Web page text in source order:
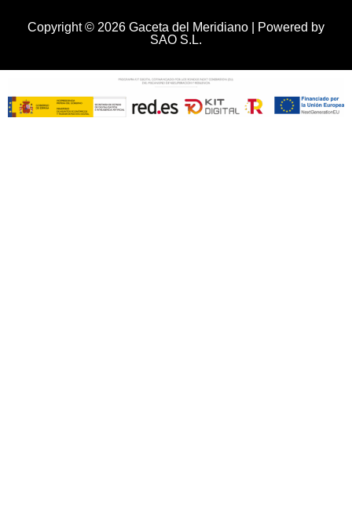
Copyright © 2026 Gaceta del Meridiano | Powered by
SAO S.L.